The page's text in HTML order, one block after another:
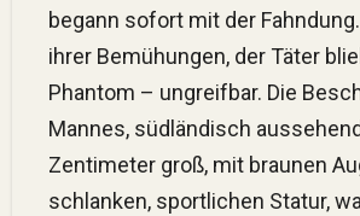
begann sofort mit der
ihrer Bemühungen, der Täter
Phantom – ungreifbar. Die
Mannes, südländisch
Zentimeter groß, mit braunen
schlanken, sportlichen Statur,